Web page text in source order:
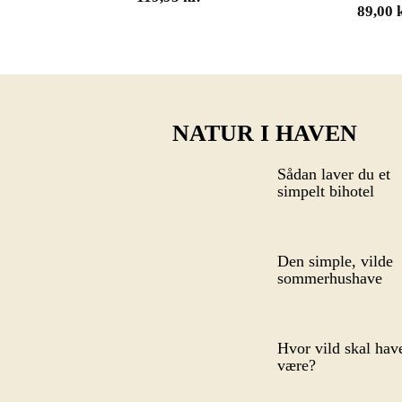
89,00
NATUR I HAVEN
Sådan laver du et
simpelt bihotel
Den simple, vilde
sommerhushave
Hvor vild skal
være?